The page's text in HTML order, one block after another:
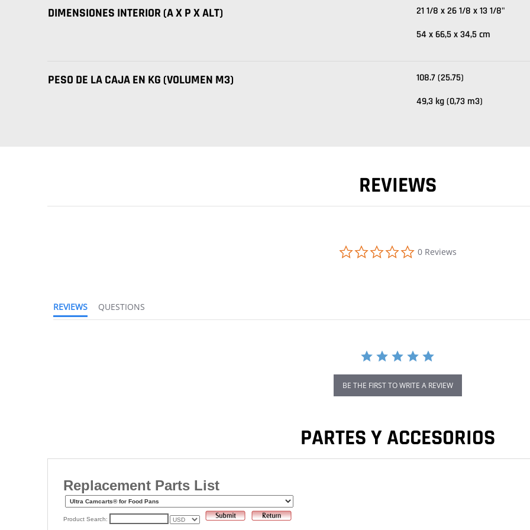
DIMENSIONES INTERIOR (A X P X ALT)
21 1/8 x 26 1/8 x 13 1/8"
54 x 66,5 x 34,5 cm
PESO DE LA CAJA EN KG (VOLUMEN M3)
108.7 (25.75)
49,3 kg (0,73 m3)
REVIEWS
0.0 star rating
0 Reviews
REVIEWS
QUESTIONS
BE THE FIRST TO WRITE A REVIEW
PARTES Y ACCESORIOS